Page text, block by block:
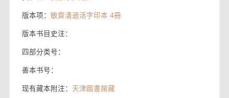
版本项： 敏齋清遜活字印本 4冊
版本书目史注：
四部分类号：
善本书号：
现有藏本附注： 天津圖書館藏